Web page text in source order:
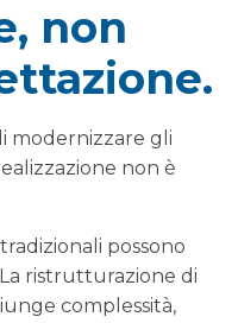
non
modernizzare gli
non è
possono
ristrutturazione di
complessità,